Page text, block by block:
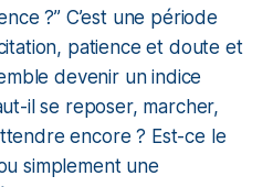
?” C’est une période
patience et doute et
devenir un indice
il se reposer, marcher,
encore ? Est-ce le
simplement une